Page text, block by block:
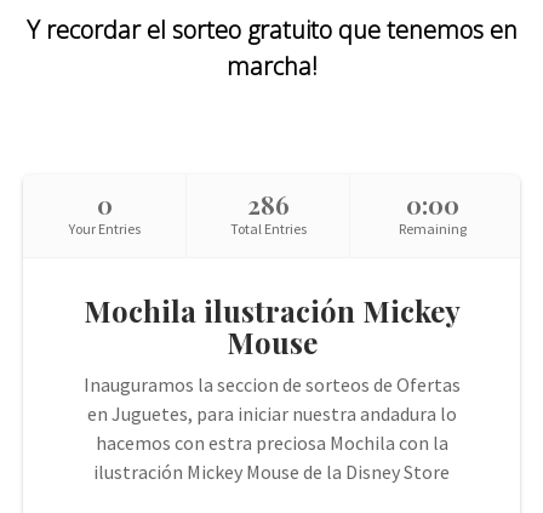
Y recordar el sorteo gratuito que tenemos en
marcha!